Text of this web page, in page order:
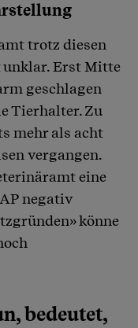
trotz diesen
unklar. Erst Mitte
geschlagen
Tierhalter. Zu
mehr als acht
vergangen.
eine
negativ
könne
bedeutet,